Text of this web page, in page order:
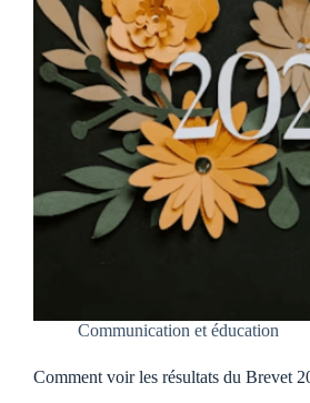
Communication et éducation
Comment voir les résultats du Brevet